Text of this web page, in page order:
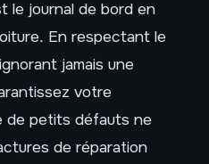
le journal de bord en
En respectant le
jamais une
votre
de petits défauts ne
de réparation